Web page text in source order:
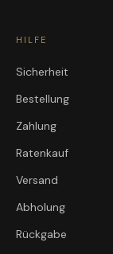
HILFE
Sicherheit
Bestellung
Zahlung
Ratenkauf
Versand
Abholung
Rückgabe